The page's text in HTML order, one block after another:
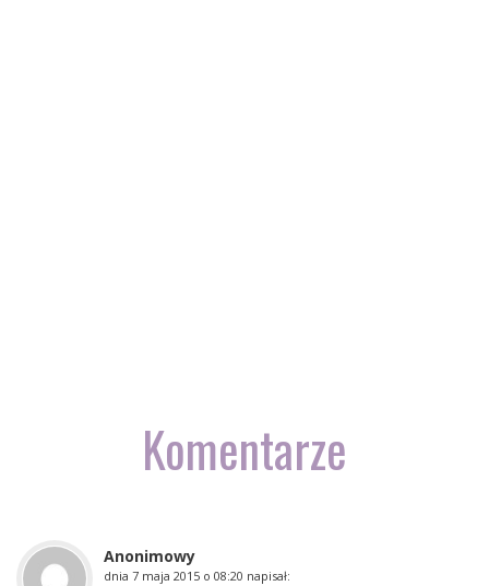
Komentarze
Anonimowy
dnia 7 maja 2015 o 08:20 napisał: